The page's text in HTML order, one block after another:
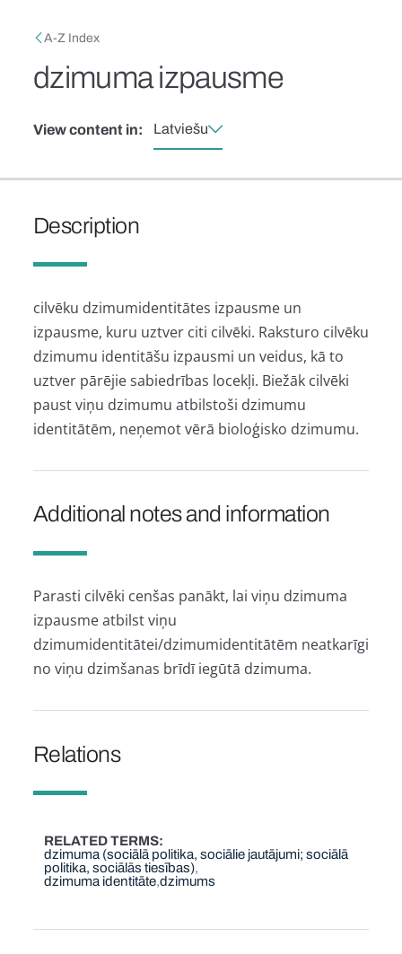
Breadcrumb
A-Z Index
dzimuma izpausme
View content in: Latviešu
Description
cilvēku dzimumidentitātes izpausme un
izpausme, kuru uztver citi cilvēki. Raksturo cilvēku
dzimumu identitāšu izpausmi un veidus, kā to
uztver pārējie sabiedrības locekļi. Biežāk cilvēki
paust viņu dzimumu atbilstoši dzimumu
identitātēm, neņemot vērā bioloģisko dzimumu.
Additional notes and information
Parasti cilvēki cenšas panākt, lai viņu dzimuma
izpausme atbilst viņu
dzimumidentitātei/dzimumidentitātēm neatkarīgi
no viņu dzimšanas brīdī iegūtā dzimuma.
Relations
RELATED TERMS
dzimuma (sociālā politika, sociālie jautājumi; sociālā
politika, sociālās tiesības)
dzimuma identitāte dzimums